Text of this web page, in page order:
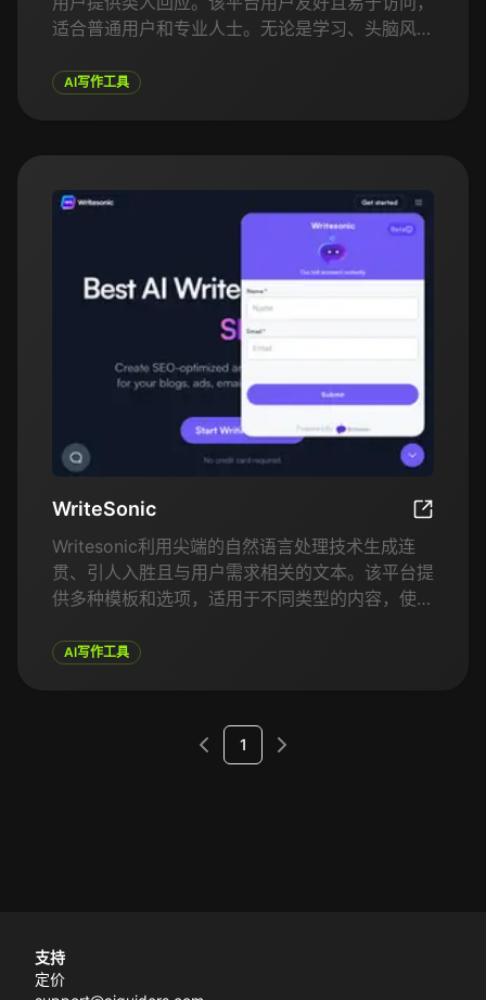
适合普通用户和专业人士。无论是学习、头脑风暴
有意义的对话并支持用户完成各种任务。
AI写作工具
WriteSonic
Writesonic利用尖端的自然语言处理技术生成连
贯、引人入胜且与用户需求相关的文本。该平台提
供多种模板和选项，适用于不同类型的内容，使用
意生成和SEO优化等功能，Writesonic使用户能够
AI写作工具
1
支持
定价